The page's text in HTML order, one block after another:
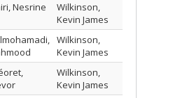
Nesrine
Wilkinson,
Kevin James
Wilkinson,
Kevin James
Wilkinson,
Kevin James